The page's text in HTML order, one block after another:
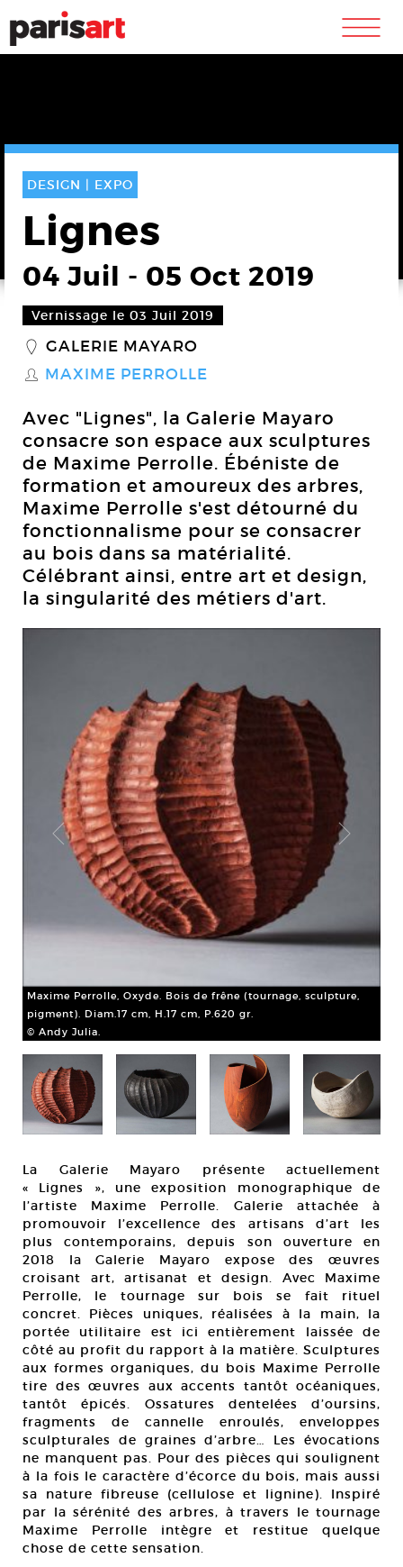
m
DESIGN | EXPO
Lignes
04 Juil - 05 Oct 2019
Vernissage le 03 Juil 2019
_ GALERIE MAYARO
S MAXIME PERROLLE
Avec "Lignes", la Galerie Mayaro
consacre son espace aux sculptures
de Maxime Perrolle. Ébéniste de
formation et amoureux des arbres,
Maxime Perrolle s'est détourné du
fonctionnalisme pour se consacrer
au bois dans sa matérialité.
Célébrant ainsi, entre art et design,
la singularité des métiers d'art.
Maxime Perrolle, Oxyde. Bois de frêne (tournage, sculpture,
pigment). Diam.17 cm, H.17 cm, P.620 gr.
© Andy Julia.
La Galerie Mayaro présente actuellement
« Lignes », une exposition monographique de
l’artiste Maxime Perrolle. Galerie attachée à
promouvoir l’excellence des artisans d’art les
plus contemporains, depuis son ouverture en
2018 la Galerie Mayaro expose des œuvres
croisant art, artisanat et design. Avec Maxime
Perrolle, le tournage sur bois se fait rituel
concret. Pièces uniques, réalisées à la main, la
portée utilitaire est ici entièrement laissée de
côté au profit du rapport à la matière. Sculptures
aux formes organiques, du bois Maxime Perrolle
tire des œuvres aux accents tantôt océaniques,
tantôt épicés. Ossatures dentelées d’oursins,
fragments de cannelle enroulés, enveloppes
sculpturales de graines d’arbre… Les évocations
ne manquent pas. Pour des pièces qui soulignent
à la fois le caractère d’écorce du bois, mais aussi
sa nature fibreuse (cellulose et lignine). Inspiré
par la sérénité des arbres, à travers le tournage
Maxime Perrolle intègre et restitue quelque
chose de cette sensation.